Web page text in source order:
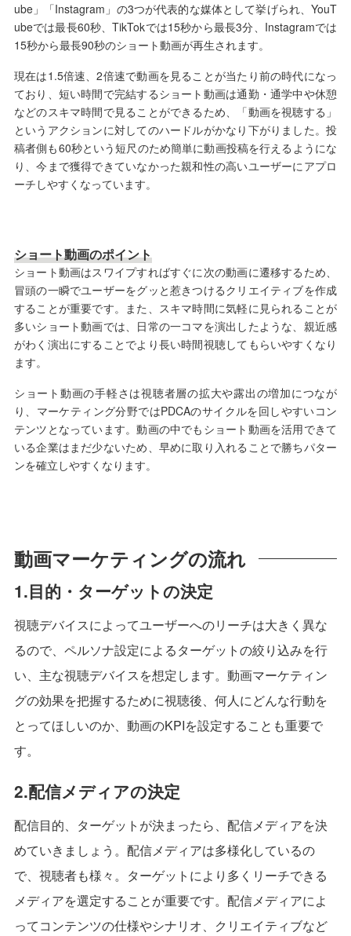
ube」「Instagram」の3つが代表的な媒体として挙げられ、YouT
ubeでは最長60秒、TikTokでは15秒から最長3分、Instagramでは
15秒から最長90秒のショート動画が再生されます。
現在は1.5倍速、2倍速で動画を見ることが当たり前の時代になっ
ており、短い時間で完結するショート動画は通勤・通学中や休憩
などのスキマ時間で見ることができるため、「動画を視聴する」
というアクションに対してのハードルがかなり下がりました。投
稿者側も60秒という短尺のため簡単に動画投稿を行えるようにな
り、今まで獲得できていなかった親和性の高いユーザーにアプロ
ーチしやすくなっています。
ショート動画のポイント
ショート動画はスワイプすればすぐに次の動画に遷移するため、
冒頭の一瞬でユーザーをグッと惹きつけるクリエイティブを作成
することが重要です。また、スキマ時間に気軽に見られることが
多いショート動画では、日常の一コマを演出したような、親近感
がわく演出にすることでより長い時間視聴してもらいやすくなり
ます。
ショート動画の手軽さは視聴者層の拡大や露出の増加につなが
り、マーケティング分野ではPDCAのサイクルを回しやすいコン
テンツとなっています。動画の中でもショート動画を活用できて
いる企業はまだ少ないため、早めに取り入れることで勝ちパター
ンを確立しやすくなります。
動画マーケティングの流れ
1.目的・ターゲットの決定
視聴デバイスによってユーザーへのリーチは大きく異な
るので、ペルソナ設定によるターゲットの絞り込みを行
い、主な視聴デバイスを想定します。動画マーケティン
グの効果を把握するために視聴後、何人にどんな行動を
とってほしいのか、動画のKPIを設定することも重要で
す。
2.配信メディアの決定
配信目的、ターゲットが決まったら、配信メディアを決
めていきましょう。配信メディアは多様化しているの
で、視聴者も様々。ターゲットにより多くリーチできる
メディアを選定することが重要です。配信メディアによ
ってコンテンツの仕様やシナリオ、クリエイティブなど